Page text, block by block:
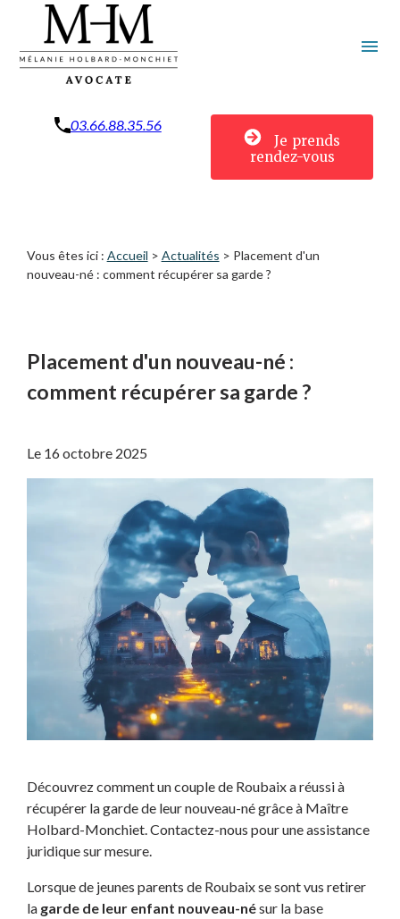
menu
03.66.88.35.56
Je prends
rendez-vous
Vous êtes ici : Accueil > Actualités > Placement d'un
nouveau-né : comment récupérer sa garde ?
Placement d'un nouveau-né :
comment récupérer sa garde ?
Le 16 octobre 2025
Découvrez comment un couple de Roubaix a réussi à
récupérer la garde de leur nouveau-né grâce à Maître
Holbard-Monchiet. Contactez-nous pour une assistance
juridique sur mesure.
Lorsque de jeunes parents de Roubaix se sont vus retirer
la garde de leur enfant nouveau-nésur la base
Panneau de gestion des cookies